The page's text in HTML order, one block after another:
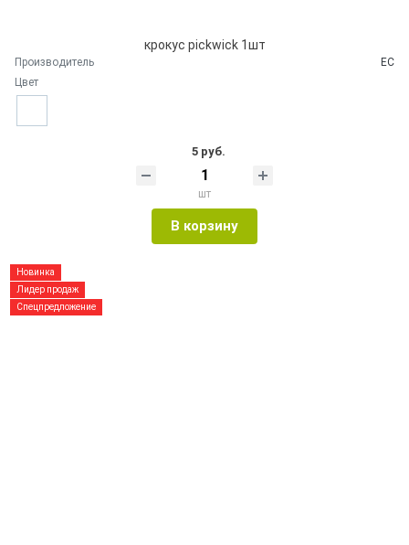
крокус pickwick 1шт
Производитель
ЕС
Цвет
5 руб.
шт
В корзину
Новинка
Лидер продаж
Спецпредложение